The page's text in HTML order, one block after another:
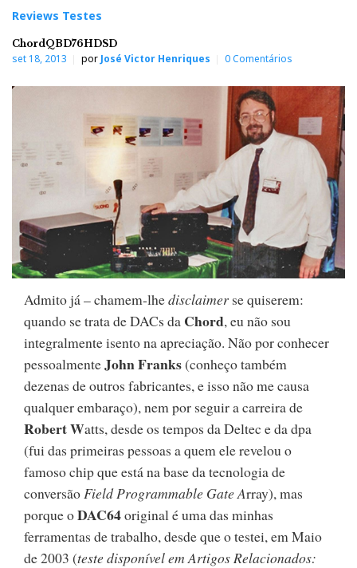
Reviews Testes
ChordQBD76HDSD
set 18, 2013 por José Victor Henriques 0 Comentários
Admito já – chamem-lhedisclaimer se quiserem:
quando se trata de DACs da Chord, eu não sou
integralmente isento na apreciação. Não por conhecer
pessoalmenteJohn Franks(conheço também
dezenas de outros fabricantes, e isso não me causa
qualquer embaraço), nem por seguir a carreira de
Robert Watts, desde os tempos da Deltec e da dpa
(fui das primeiras pessoas a quem ele revelou o
famoso chip que está na base da tecnologia de
conversãoField Programmable Gate Array), mas
porque oDAC64original é uma das minhas
ferramentas de trabalho, desde que o testei, em Maio
de 2003 (teste disponível em Artigos Relacionados: